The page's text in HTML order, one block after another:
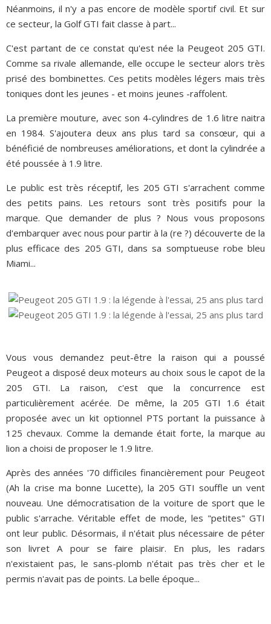
Néanmoins, il n'y a pas encore de modèle sportif civil. Et sur
ce secteur, la Golf GTI fait classe à part...
C'est partant de ce constat qu'est née la Peugeot 205 GTI.
Comme sa rivale allemande, elle occupe le secteur alors très
prisé des bombinettes. Ces petits modèles légers mais très
toniques dont les jeunes - et moins jeunes -raffolent.
La première mouture, avec son 4-cylindres de 1.6 litre naitra
en 1984. S'ajoutera deux ans plus tard sa consœur, qui a
bénéficié de nombreuses améliorations, et dont la cylindrée a
été poussée à 1.9 litre.
Le public est très réceptif, les 205 GTI s'arrachent comme
des petits pains. Les retours sont très positifs pour la
marque. Que demander de plus ? Nous vous proposons
d'embarquer avec nous pour partir à la (re ?) découverte de la
plus efficace des 205 GTI, dans sa somptueuse robe bleu
Miami...
Vous vous demandez peut-être la raison qui a poussé
Peugeot a disposé deux moteurs au choix sous le capot de la
205 GTI. La raison, c'est que la concurrence est
particulièrement acérée. De même, la 205 GTI 1.6 était
proposée avec un kit optionnel PTS portant la puissance à
125 chevaux. Comme la demande était forte, la marque au
lion a choisi de proposer le 1.9 litre.
Après des années '70 difficiles financièrement pour Peugeot
(Ah la crise ma bonne Lucette), la 205 GTI souffle un vent
nouveau. Une démocratisation de la voiture de sport que le
public s'arrache. Véritable effet de mode, les "petites" GTI
ont leur public. Désormais, il n'était plus nécessaire de péter
son livret A pour se faire plaisir. En plus, les radars
n'existaient pas, le sans-plomb n'était pas très cher et le
permis n'avait pas de points. La belle époque...